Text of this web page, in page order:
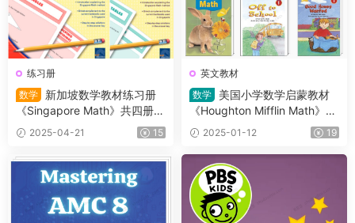
练习册
数学
新加坡数学教材练习册
《Singapore Math》共四册
（L1-L4）适合小学2~5年级的
2025-04-21 15
英文教材
数学
美国小学数学启蒙教材
《Houghton Mifflin Math》GK
-G6高清PDF自带练习册 是使
用最广泛的分级阅读教材之一
2025-01-12 19